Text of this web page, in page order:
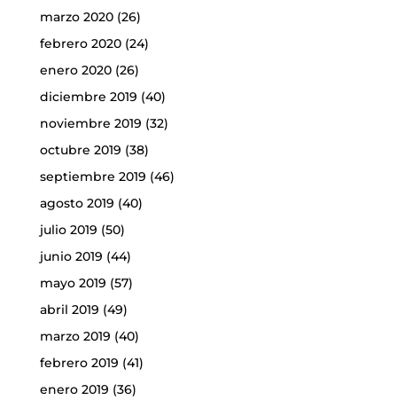
marzo 2020(26)
febrero 2020(24)
enero 2020(26)
diciembre 2019 (40)
noviembre 2019 (32)
octubre 2019 (38)
septiembre 2019 (46)
agosto 2019 (40)
julio 2019 (50)
junio 2019 (44)
mayo 2019 (57)
abril 2019 (49)
marzo 2019 (40)
febrero 2019 (41)
enero 2019 (36)